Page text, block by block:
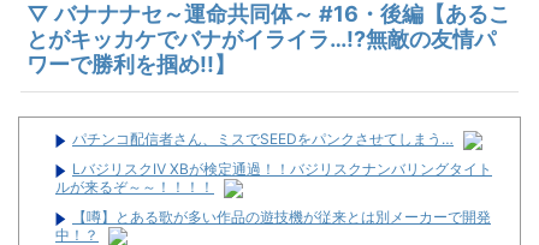
▽ バナナナセ～運命共同体～ #16・後編【あるこ
とがキッカケでバナがイライラ…!?無敵の友情パ
ワーで勝利を掴め!!】
パチンコ配信者さん、ミスでSEEDをパンクさせてしまう…
LバジリスクⅣ XBが検定通過！！バジリスクナンバリングタイト
ルが来るぞ～～！！！！
【噂】とある歌が多い作品の遊技機が従来とは別メーカーで開発
中！？